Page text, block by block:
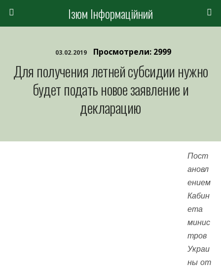
Ізюм Інформаційний
03.02.2019 Просмотрели: 2999
Для получения летней субсидии нужно
будет подать новое заявление и
декларацию
Пост
ановл
ением
Кабин
ета
минис
тров
Украи
ны от